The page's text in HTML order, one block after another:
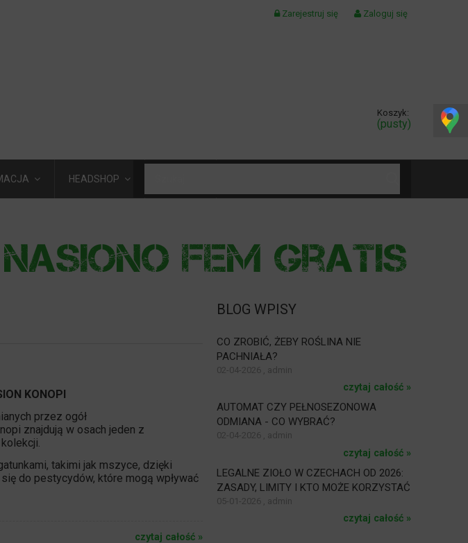
Zarejestruj się Zaloguj się
Koszyk:
(pusty)
HEADSHOP
KONOPI
przez ogół
znajdują w osach jeden z
takimi jak mszyce, dzięki
do pestycydów, które mogą wpływać
czytaj całość »
BLOG WPISY
CO ZROBIĆ, ŻEBY ROŚLINA NIE
PACHNIAŁA?
02-04-2026 , admin
czytaj całość »
AUTOMAT CZY PEŁNOSEZONOWA
ODMIANA - CO WYBRAĆ?
02-04-2026 , admin
czytaj całość »
LEGALNE ZIOŁO W CZECHACH OD 2026:
ZASADY, LIMITY I KTO MOŻE KORZYSTAĆ
05-01-2026 , admin
czytaj całość »